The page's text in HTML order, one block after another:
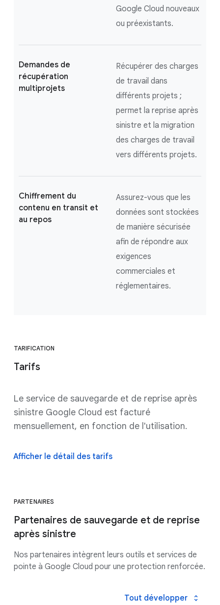
Google Cloud nouveaux
ou préexistants.
Demandes de
récupération
multiprojets
Récupérer des charges
de travail dans
différents projets ;
permet la reprise après
sinistre et la migration
des charges de travail
vers différents projets.
Chiffrement du
contenu en transit et
au repos
Assurez-vous que les
données sont stockées
de manière sécurisée
afin de répondre aux
exigences
commerciales et
réglementaires.
TARIFICATION
Tarifs
Le service de sauvegarde et de reprise après
sinistre Google Cloud est facturé
mensuellement, en fonction de l'utilisation.
Afficher le détail des tarifs
PARTENAIRES
Partenaires de sauvegarde et de reprise
après sinistre
Nos partenaires intègrent leurs outils et services de
pointe à Google Cloud pour une protection renforcée.
Tout développer